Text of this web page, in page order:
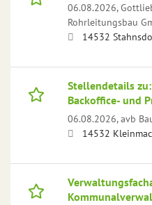
06.08.2026,
Rohrleitungsbau
14532
Stellendetails
Backoffice- und
06.08.2026,avb
14532